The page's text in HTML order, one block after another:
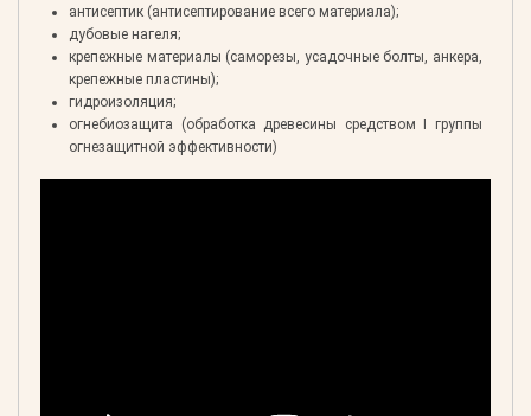
антисептик (антисептирование всего материала);
дубовые нагеля;
крепежные материалы (саморезы, усадочные болты, анкера,
крепежные пластины);
гидроизоляция;
огнебиозащита (обработка древесины средством I группы
огнезащитной эффективности)